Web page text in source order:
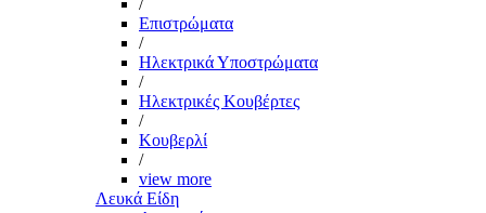
/
Επιστρώματα
/
Ηλεκτρικά Υποστρώματα
/
Ηλεκτρικές Κουβέρτες
/
Κουβερλί
/
view more
Λευκά Είδη